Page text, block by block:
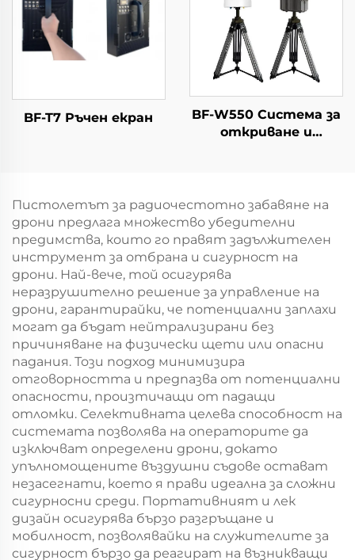
BF-T7 Ръчен екран
BF-W550 Система за
откриване и
Пистолетът за радиочестотно забавяне на
дрони предлага множество убедителни
предимства, които го правят задължителен
инструмент за отбрана и сигурност на
дрони. Най-вече, той осигурява
неразрушително решение за управление на
дрони, гарантирайки, че потенциални заплахи
могат да бъдат нейтрализирани без
причиняване на физически щети или опасни
падания. Този подход минимизира
отговорността и предпазва от потенциални
опасности, произтичащи от падащи
отломки. Селективната целева способност на
системата позволява на операторите да
изключват определени дрони, докато
упълномощените въздушни съдове остават
незасегнати, което я прави идеална за сложни
сигурносни среди. Портативният и лек
дизайн осигурява бързо разгръщане и
мобилност, позволявайки на служителите за
сигурност бързо да реагират на възникващи